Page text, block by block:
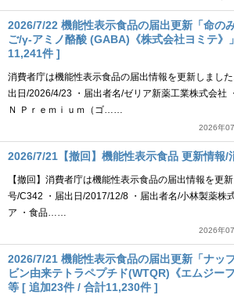
2026/7/22 機能性表示食品の届出更新「命の
ご/γ-アミノ酪酸 (GABA)《株式会社ヨミテ》
11,241件 ]
消費者庁は機能性表示食品の届出情報を更新しまし
出日/2026/4/23 ・届出者名/ゼリア新薬工業株式会社
Ｎ Ｐｒｅｍｉｕｍ（ゴ……
2026年
2026/7/21【撤回】機能性表示食品 更新情報/
【撤回】消費者庁は機能性表示食品の届出情報を更
号/C342 ・届出日/2017/12/8 ・届出者名/小林製薬株
ア ・食品……
2026年
2026/7/21 機能性表示食品の届出更新「ナッ
ビン由来テトラペプチド(WTQR)《エムジー
等 [ 追加23件 / 合計11,230件 ]